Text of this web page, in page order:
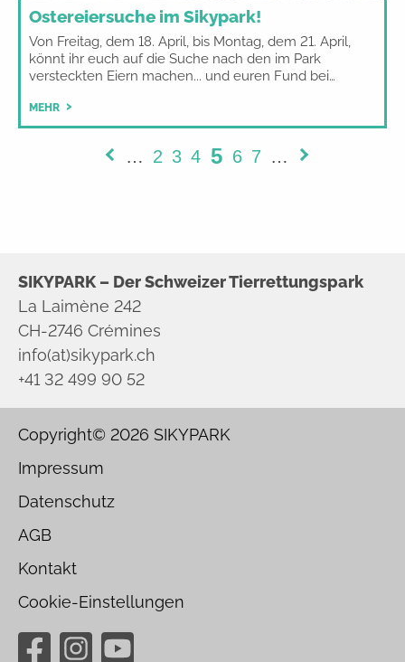
Ostereiersuche im Sikypark!
Von Freitag, dem 18. April, bis Montag, dem 21. April,
könnt ihr euch auf die Suche nach den im Park
versteckten Eiern machen... und euren Fund bei…
MEHR
… 2 3 4 5 6 7 …
SIKYPARK – Der Schweizer Tierrettungspark
La Laimène 242
CH-2746 Crémines
info(at)sikypark.ch
+41 32 499 90 52
Copyright© 2026 SIKYPARK
Impressum
Datenschutz
AGB
Kontakt
Cookie-Einstellungen